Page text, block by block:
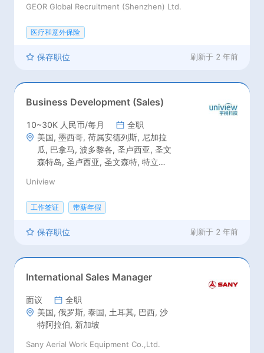
GEOR Global Recruitment (Shenzhen) Ltd.
医疗和意外保险
保存职位 刷新于 2 年前
Business Development (Sales)
10~30K 人民币/每月
全职
美国, 墨西哥, 荷属安德列斯, 尼加拉
瓜, 巴拿马, 波多黎各, 圣卢西亚, 圣文
森特岛, 圣卢西亚, 圣文森特, 特立尼
斯, 伯利兹, 加拿大, 哥斯达黎加, 古
巴, 多米尼加, 萨尔瓦多, 格林纳达, 危
地马拉, 海地, 洪都拉斯, 牙买加, 马提
尔, 法属圭亚那, 圭亚那, 玻利维亚, 阿
鲁, 巴拉圭, 英国, 荷兰, 波兰, 罗马尼
亚, 塞尔维亚, 西班牙, 葡萄牙, 瑞典,
瑞士, 乌克兰, 南斯拉夫, 阿尔巴尼亚,
奥地利, 比利时, 克罗地亚, 塞浦路斯,
法国, 德国, 希腊, 匈牙利, 意大利, 立
陶宛, 摩纳哥, 埃及, 沙特阿拉伯, 土耳
疆, 柬埔寨, 印尼, 约旦, 科威特, 黎巴
Uniview
工作签证 带薪年假
保存职位 刷新于 2 年前
International Sales Manager
面议
全职
美国, 俄罗斯, 泰国, 土耳其, 巴西, 沙
特阿拉伯, 新加坡
Sany Aerial Work Equipment Co.,Ltd.